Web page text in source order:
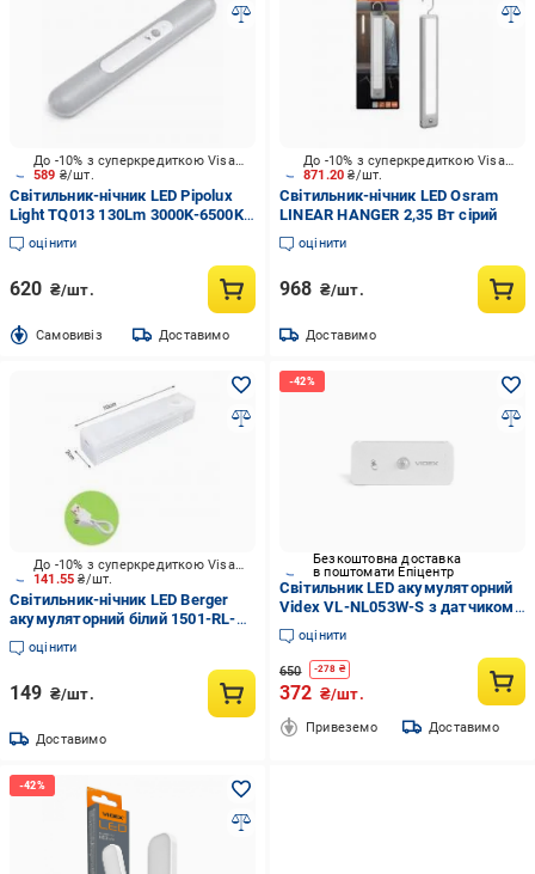
589 ₴/шт.
До -10% з суперкредиткою Visa Вигода
Світильник-нічник LED Pipolux
Light TQ013 130Lm 3000K-6500K
2000mA з пультом 1,5 Вт білий
оцінити
620 ₴/шт.
Cамовивіз Доставимо
871.20₴/шт.
До -10% з суперкредиткою Visa Вигода
Світильник-нічник LED Osram
LINEAR HANGER 2,35 Вт сірий
оцінити
968 ₴/шт.
Доставимо
141.55₴/шт.
До -10% з суперкредиткою Visa Вигода
Світильник-нічник LED Berger
акумуляторний білий 1501-RL-
100 White
оцінити
149 ₴/шт.
Доставимо
Безкоштовна доставка
в поштомати Епіцентр
Світильник LED акумуляторний
Videx VL-NL053W-S з датчиком
руху (36553918)
оцінити
650 -278 ₴
372 ₴/шт.
Привеземо Доставимо